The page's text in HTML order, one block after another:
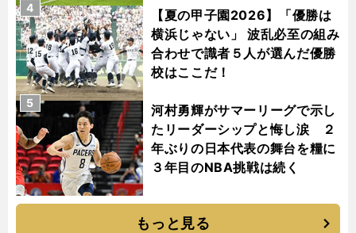
【夏の甲子園2026】「優勝は
横浜じゃない」 波乱必至の組み
合わせで識者５人が選んだ優勝
校はここだ！
4
河村勇輝がサマーリーグで示し
たリーダーシップと悔し涙 ２
年ぶりの日本代表の舞台を糧に
３年目のNBA挑戦は続く
5
もっと見る